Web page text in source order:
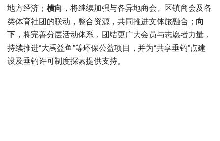
地方经济； 横向 ，将继续加强与各异地商会、区镇商会及各
类体育社团的联动，整合资源，共同推进文体旅融合； 向
下 ，将完善分层活动体系，团结更广大会员与志愿者力量，
持续推进“大禹益鱼”等环保公益项目，并为“共享垂钓”点建
设及垂钓许可制度探索提供支持。